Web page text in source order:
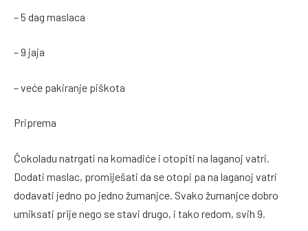
– 5 dag maslaca
– 9 jaja
– veće pakiranje piškota
Priprema
Čokoladu natrgati na komadiće i otopiti na laganoj vatri.
Dodati maslac, promiješati da se otopi pa na laganoj vatri
dodavati jedno po jedno žumanjce. Svako žumanjce dobro
umiksati prije nego se stavi drugo, i tako redom, svih 9.